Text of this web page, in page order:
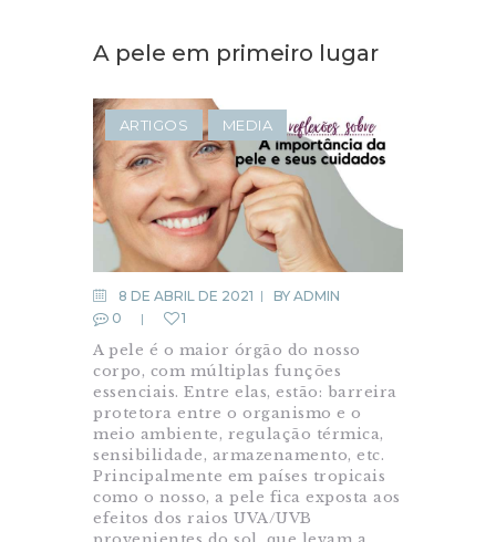
A pele em primeiro lugar
ARTIGOS MEDIA
8 DE ABRIL DE 2021 BY ADMIN
0
1
A pele é o maior órgão do nosso
corpo, com múltiplas funções
essenciais. Entre elas, estão: barreira
protetora entre o organismo e o
meio ambiente, regulação térmica,
sensibilidade, armazenamento, etc.
Principalmente em países tropicais
como o nosso, a pele fica exposta aos
efeitos dos raios UVA/UVB